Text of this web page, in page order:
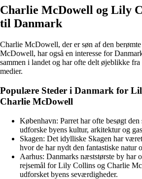
Charlie McDowell og Lily
til Danmark
Charlie McDowell, der er søn af den
McDowell, har også en interesse for
sammen i landet og har ofte delt øjeblikke fra
medier.
Populære Steder i Danmark for
Charlie McDowell
København: Parret har ofte besøgt
udforske byens kultur, arkitektur og
Skagen: Det idylliske Skagen har
hvor de har nydt den fantastiske natur
Aarhus: Danmarks næststørste by har
rejsemål for Lily Collins og Charlie
udforsket byens seværdigheder.